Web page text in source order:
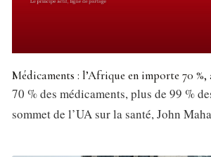
Médicaments : l’Afrique en importe 70
70 % des médicaments, plus de 99 %
sommet de l’UA sur la santé, John